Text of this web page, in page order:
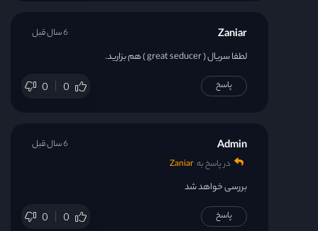
Zaniar
لطفا سریال ( great seducer ) هم بزارید.
0 0
6 سال قبل
پاسخ
Admin
در پاسخ به Zaniar
بررسی خواهد شد
0 0
6 سال قبل
پاسخ